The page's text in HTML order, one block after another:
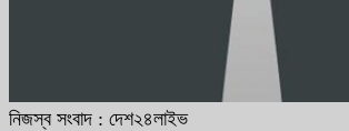
নিজস্ব সংবাদ : দেশ২৪লাইভ